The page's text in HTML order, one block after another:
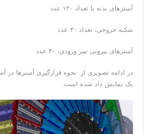
آسترهای بدنه با تعداد ۱۲۰ عدد
شکبه خروجی، تعداد ۳۰ عدد
آسترهای بیرونی سر ورودی، ۳۰ عدد
در ادامه تصویری از نحوه قرارگیری آسترها در
یک نمایش داد شده است.